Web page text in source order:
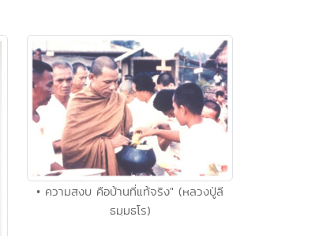
• ความสงบ คือบ้านที่แท้จริง" (หลวงปู่ลี
ธมฺมธโร)